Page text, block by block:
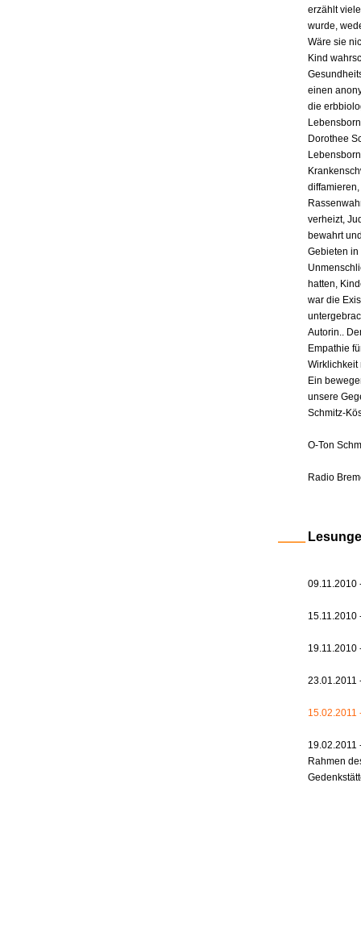
erzählt
wurde,
Wäre sie
Kind
einen
die
Dorothee
verheizt,
bewahrt
Gebieten
hatten,
war die
Autorin..
Empathie
Wirklichkeit
Ein
unsere
Schmitz-
O-Ton
Radio
09.11.2010
15.11.2010
19.11.2010
23.01.2011
15.02.2011
19.02.2011
Rahmen